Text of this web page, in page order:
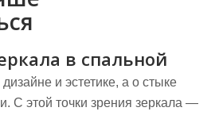
в спальной
и эстетике, а о стыке
С этой точки зрения зеркала —